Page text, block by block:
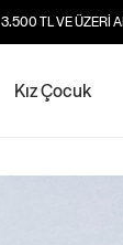
3.500 TL VE ÜZERİ
Kız Çocuk